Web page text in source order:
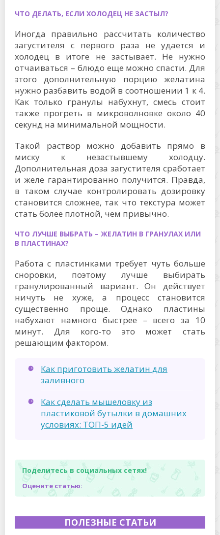
ЧТО ДЕЛАТЬ, ЕСЛИ ХОЛОДЕЦ НЕ ЗАСТЫЛ?
Иногда правильно рассчитать количество
загустителя с первого раза не удается и
холодец в итоге не застывает. Не нужно
отчаиваться – блюдо еще можно спасти. Для
этого дополнительную порцию желатина
нужно разбавить водой в соотношении 1 к 4.
Как только гранулы набухнут, смесь стоит
также прогреть в микроволновке около 40
секунд на минимальной мощности.
Такой раствор можно добавить прямо в
миску к незастывшему холодцу.
Дополнительная доза загустителя сработает
и желе гарантированно получится. Правда,
в таком случае контролировать дозировку
становится сложнее, так что текстура может
стать более плотной, чем привычно.
ЧТО ЛУЧШЕ ВЫБРАТЬ – ЖЕЛАТИН В ГРАНУЛАХ ИЛИ
В ПЛАСТИНАХ?
Работа с пластинками требует чуть больше
сноровки, поэтому лучше выбирать
гранулированный вариант. Он действует
ничуть не хуже, а процесс становится
существенно проще. Однако пластины
набухают намного быстрее – всего за 10
минут. Для кого-то это может стать
решающим фактором.
Как приготовить желатин для
заливного
Как сделать мышеловку из
пластиковой бутылки в домашних
условиях: ТОП-5 идей
Поделитесь в социальных сетях!
Оцените статью:
ПОЛЕЗНЫЕ СТАТЬИ